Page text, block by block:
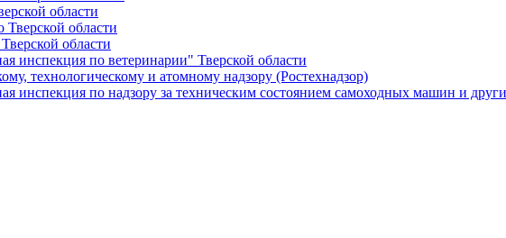
области
области
области
инспекция по ветеринарии" Тверской области
технологическому и атомному надзору (Ростехнадзор)
инспекция по надзору за техническим состоянием самоходных машин и